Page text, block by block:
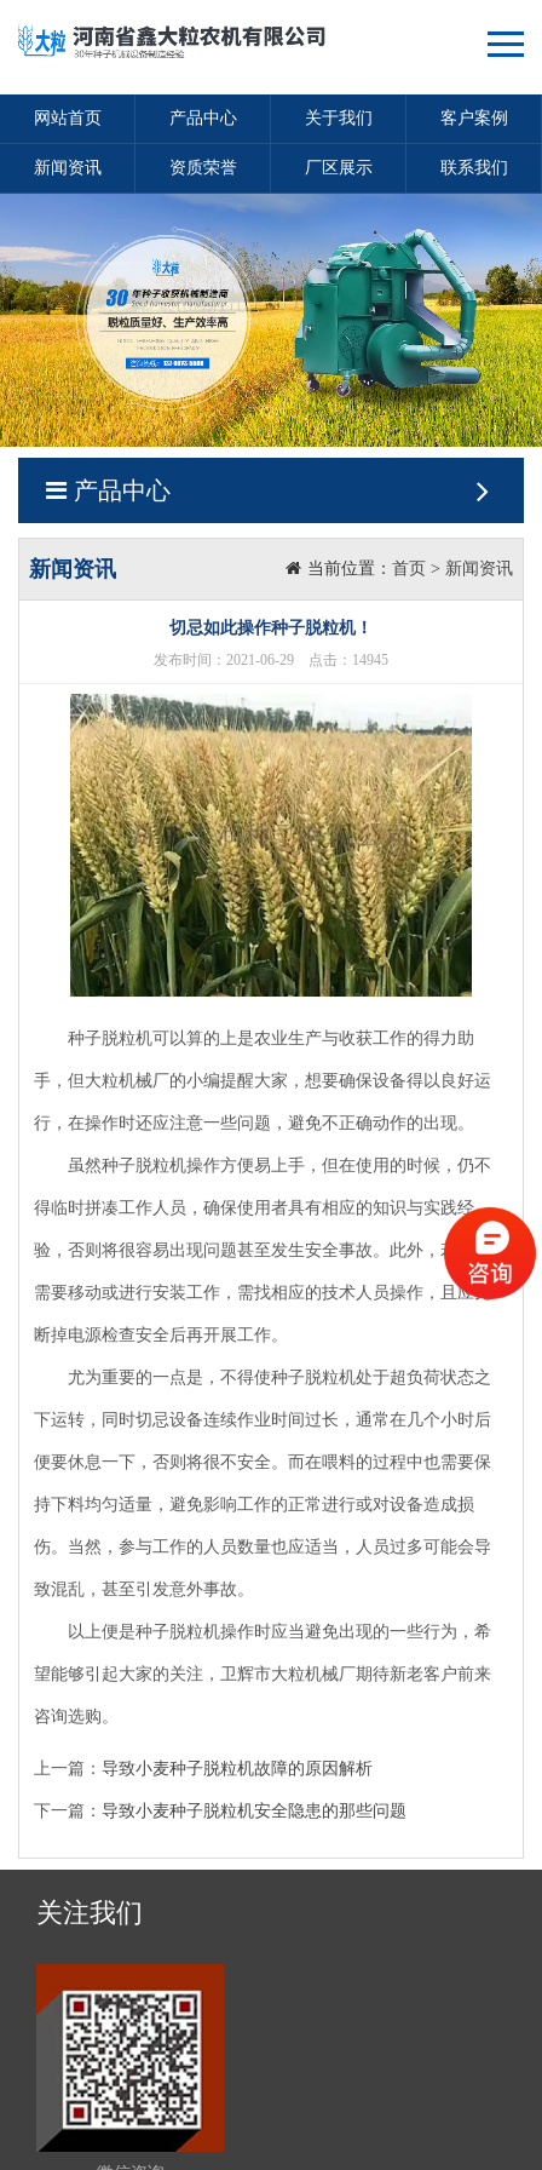
网站首页 产品中心 关于我们 客户案例
新闻资讯 资质荣誉 厂区展示 联系我们
产品中心
新闻资讯 当前位置： 首页 > 新闻资讯
切忌如此操作种子脱粒机！
发布时间：2021-06-29 点击：14945
种子脱粒机可以算的上是农业生产与收获工作的得力助
手，但大粒机械厂的小编提醒大家，想要确保设备得以良好运
行，在操作时还应注意一些问题，避免不正确动作的出现。
虽然种子脱粒机操作方便易上手，但在使用的时候，仍不
得临时拼凑工作人员，确保使用者具有相应的知识与实践经
验，否则将很容易出现问题甚至发生安全事故。此外，若设备
需要移动或进行安装工作，需找相应的技术人员操作，且应先
断掉电源检查安全后再开展工作。
尤为重要的一点是，不得使种子脱粒机处于超负荷状态之
下运转，同时切忌设备连续作业时间过长，通常在几个小时后
便要休息一下，否则将很不安全。而在喂料的过程中也需要保
持下料均匀适量，避免影响工作的正常进行或对设备造成损
伤。当然，参与工作的人员数量也应适当，人员过多可能会导
致混乱，甚至引发意外事故。
以上便是种子脱粒机操作时应当避免出现的一些行为，希
望能够引起大家的关注，卫辉市大粒机械厂期待新老客户前来
咨询选购。
上一篇：导致小麦种子脱粒机故障的原因解析
下一篇：导致小麦种子脱粒机安全隐患的那些问题
关注我们